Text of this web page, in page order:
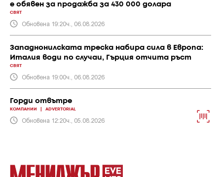
е обявен за продажба за 430 000 долара
СВЯТ
Обновена 19:20ч., 06.08.2026
Западнонилската треска набира сила в Европа:
Италия води по случаи, Гърция отчита ръст
СВЯТ
Обновена 19:00ч., 06.08.2026
Горди отвътре
КОМПАНИИ ADVERTORIAL
Обновена 12:20ч., 05.08.2026